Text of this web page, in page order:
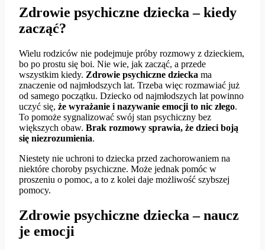
Zdrowie psychiczne dziecka – kiedy
zacząć?
Wielu rodziców nie podejmuje próby rozmowy z dzieckiem,
bo po prostu się boi. Nie wie, jak zacząć, a przede
wszystkim kiedy. Zdrowie psychiczne dziecka ma
znaczenie od najmłodszych lat. Trzeba więc rozmawiać już
od samego początku. Dziecko od najmłodszych lat powinno
uczyć się, że wyrażanie i nazywanie emocji to nic złego.
To pomoże sygnalizować swój stan psychiczny bez
większych obaw. Brak rozmowy sprawia, że dzieci boją
się niezrozumienia.
Niestety nie uchroni to dziecka przed zachorowaniem na
niektóre choroby psychiczne. Może jednak pomóc w
proszeniu o pomoc, a to z kolei daje możliwość szybszej
pomocy.
Zdrowie psychiczne dziecka – naucz
je emocji